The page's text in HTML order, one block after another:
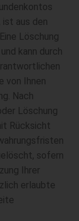
aus den
Löschung
kann durch
von Ihnen
Nach
Löschung
Rücksicht
sofern
Ihrer
erlaubte